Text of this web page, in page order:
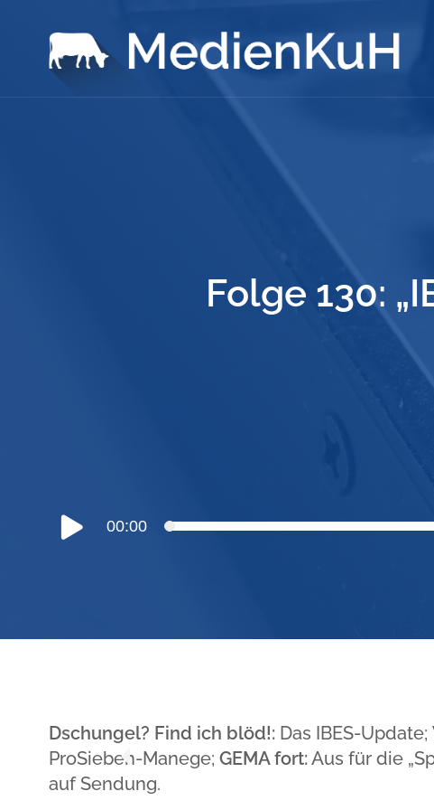
Folge 130:
Audio-
Player
00:00
Dschungel? Find ich blöd!: Das IBES-Update;
ProSieben-Manege; GEMA fort: Aus für die
auf Sendung.